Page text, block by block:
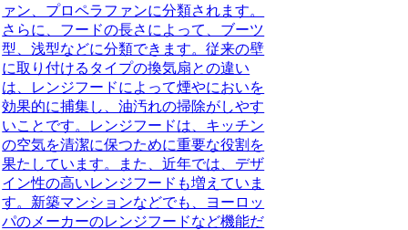
ァン、プロペラファンに分類されます。
さらに、フードの長さによって、ブーツ
型、浅型などに分類できます。従来の壁
に取り付けるタイプの換気扇との違い
は、レンジフードによって煙やにおいを
効果的に捕集し、油汚れの掃除がしやす
いことです。
レンジフードは、キッチン
の空気を清潔に保つために重要な役割を
果たしています。また、近年では、デザ
イン性の高いレンジフードも増えていま
す。新築マンションなどでも、ヨーロッ
パのメーカーのレンジフードなど機能だ